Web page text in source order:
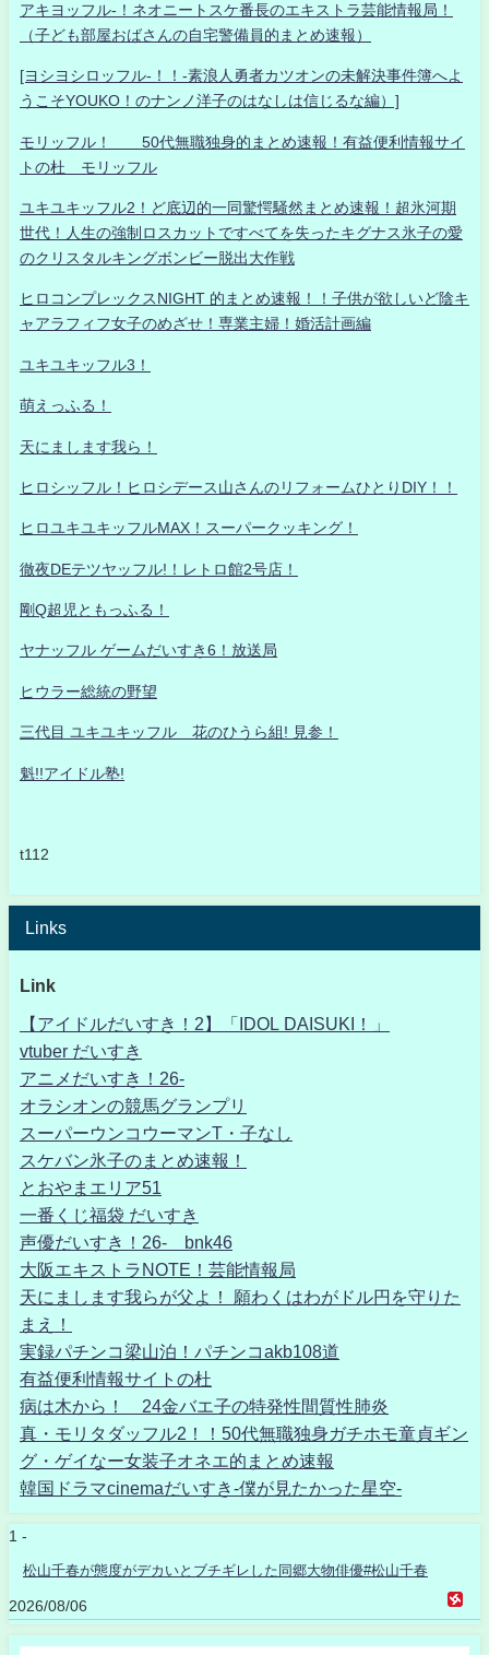
アキヨッフル-！ネオニートスケ番長のエキストラ芸能情報局！
（子ども部屋おばさんの自宅警備員的まとめ速報）
[ヨシヨシロッフル-！！-素浪人勇者カツオンの未解決事件簿へよ
うこそYOUKO！のナンノ洋子のはなしは信じるな編）]
モリッフル！ 50代無職独身的まとめ速報！有益便利情報サイ
トの杜 モリッフル
ユキユキッフル2！ど底辺的一同驚愕騒然まとめ速報！超氷河期
世代！人生の強制ロスカットですべてを失ったキグナス氷子の愛
のクリスタルキングボンビー脱出大作戦
ヒロコンプレックスNIGHT 的まとめ速報！！子供が欲しいど陰キ
ャアラフィフ女子のめざせ！専業主婦！婚活計画編
ユキユキッフル3！
萌えっふる！
天にまします我ら！
ヒロシッフル！ヒロシデース山さんのリフォームひとりDIY！！
ヒロユキユキッフルMAX！スーパークッキング！
徹夜DEテツヤッフル!！レトロ館2号店！
剛Q超児ともっふる！
ヤナッフル ゲームだいすき6！放送局
ヒウラー総統の野望
三代目 ユキユキッフル 花のひうら組! 見参！
魁!!アイドル塾!
t112
Links
Link
【アイドルだいすき！2】「IDOL DAISUKI！」
vtuber だいすき
アニメだいすき！26-
オラシオンの競馬グランプリ
スーパーウンコウーマンT・子なし
スケバン氷子のまとめ速報！
とおやまエリア51
一番くじ福袋 だいすき
声優だいすき！26- bnk46
大阪エキストラNOTE！芸能情報局
天にまします我らが父よ！ 願わくはわがドル円を守りた
まえ！
実録パチンコ梁山泊！パチンコakb108道
有益便利情報サイトの杜
病は木から！ 24金バエ子の特発性間質性肺炎
真・モリタダッフル2！！50代無職独身ガチホモ童貞ギン
グ・ゲイなー女装子オネエ的まとめ速報
韓国ドラマcinemaだいすき-僕が見たかった星空-
1 -
松山千春が態度がデカいとブチギレした同郷大物俳優#松山千春
2026/08/06